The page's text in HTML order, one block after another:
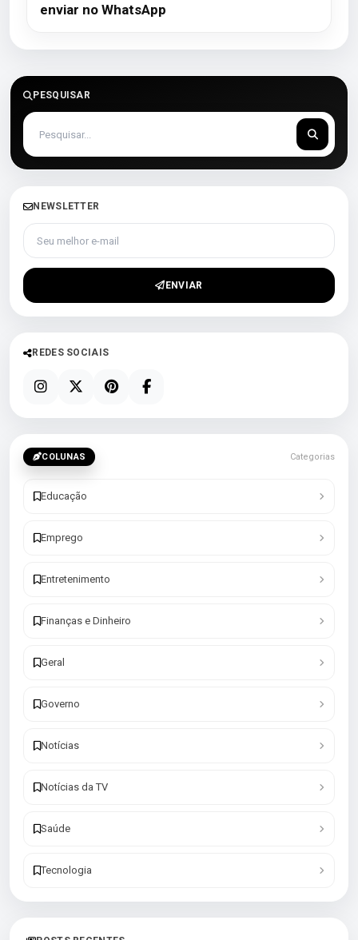
enviar no WhatsApp
PESQUISAR
NEWSLETTER
Seu melhor e-mail
ENVIAR
REDES SOCIAIS
COLUNAS Categorias
Educação
Emprego
Entretenimento
Finanças e Dinheiro
Geral
Governo
Notícias
Notícias da TV
Saúde
Tecnologia